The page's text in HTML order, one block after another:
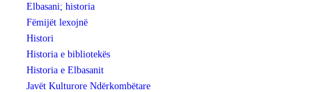
Elbasani; historia
Fëmijët lexojnë
Histori
Historia e bibliotekës
Historia e Elbasanit
Javët Kulturore Ndërkombëtare